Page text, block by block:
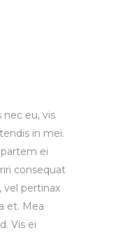
eu, vis
in mei.
ei
consequat
vel pertinax
et. Mea
Vis ei